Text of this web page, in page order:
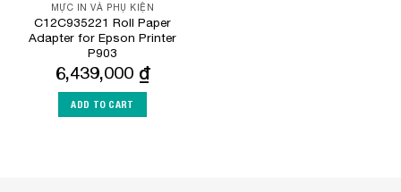
MỰC IN VÀ PHỤ KIỆN
C12C935221 Roll Paper
Adapter for Epson Printer
P903
6,439,000 ₫
ADD TO CART